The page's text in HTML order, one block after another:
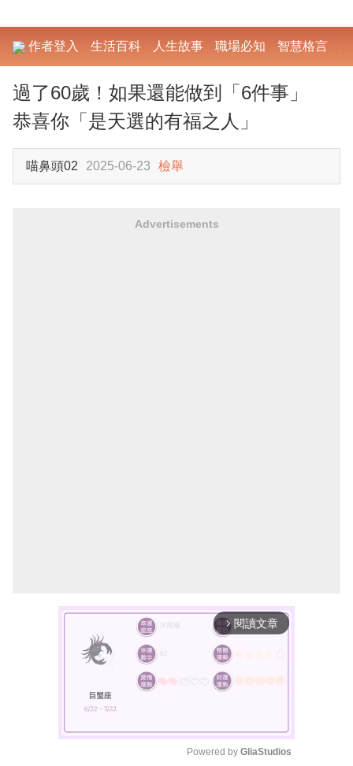
作者登入 生活百科 人生故事 職場必知 智慧格言
過了60歲！如果還能做到「6件事」
恭喜你「是天選的有福之人」
喵鼻頭02 2025-06-23 檢舉
Advertisements
arrow_forward_ios 閱讀文章
Powered by GliaStudios